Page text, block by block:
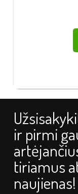
ir pirmi
tiriamus
naujienas!